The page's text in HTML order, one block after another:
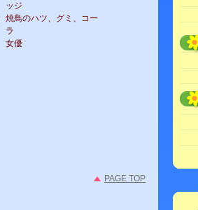
ッジ
焼鳥のハツ、グミ、コー
ラ
女優
PAGE TOP